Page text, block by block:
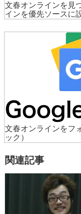
文春オンラインを見
インを優先ソースに
文春オンラインをフ
ック）
関連記事